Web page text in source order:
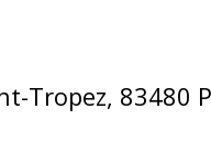
Tropez, 83480